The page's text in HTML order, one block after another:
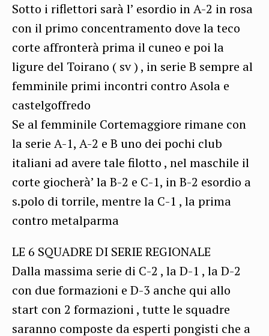
Sotto i riflettori sarà l’ esordio in A-2 in rosa
con il primo concentramento dove la teco
corte affronterà prima il cuneo e poi la
ligure del Toirano ( sv ) , in serie B sempre al
femminile primi incontri contro Asola e
castelgoffredo
Se al femminile Cortemaggiore rimane con
la serie A-1, A-2 e B uno dei pochi club
italiani ad avere tale filotto , nel maschile il
corte giocherà’ la B-2 e C-1, in B-2 esordio a
s.polo di torrile, mentre la C-1 , la prima
contro metalparma
LE 6 SQUADRE DI SERIE REGIONALE
Dalla massima serie di C-2 , la D-1 , la D-2
con due formazioni e D-3 anche qui allo
start con 2 formazioni , tutte le squadre
saranno composte da esperti pongisti che a